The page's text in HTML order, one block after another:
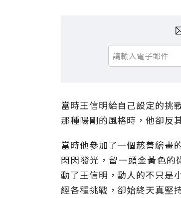
當時王信明給自己設定的挑
那種陽剛的風格時，他卻反
當時他參加了一個慈善繪畫
閃閃發光，留一頭金黃色
動了王信明，動人的不只是
經各種挑戰，卻始終天真堅